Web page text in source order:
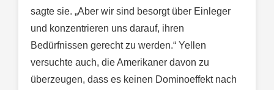
sagte sie. „Aber wir sind besorgt über Einleger
und konzentrieren uns darauf, ihren
Bedürfnissen gerecht zu werden.“ Yellen
versuchte auch, die Amerikaner davon zu
überzeugen, dass es keinen Dominoeffekt nach